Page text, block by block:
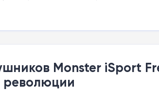
Monster iSport
революции